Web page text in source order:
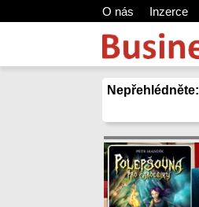
O nás Inzerce
Nepřehlédněte: